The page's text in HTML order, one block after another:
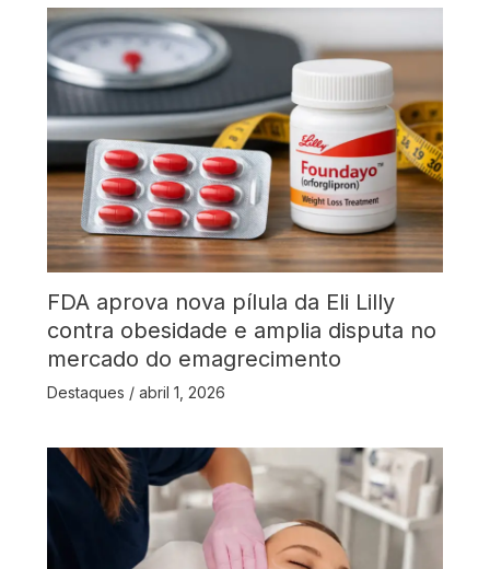
FDA aprova nova pílula da Eli Lilly
contra obesidade e amplia disputa no
mercado do emagrecimento
Destaques / abril 1, 2026